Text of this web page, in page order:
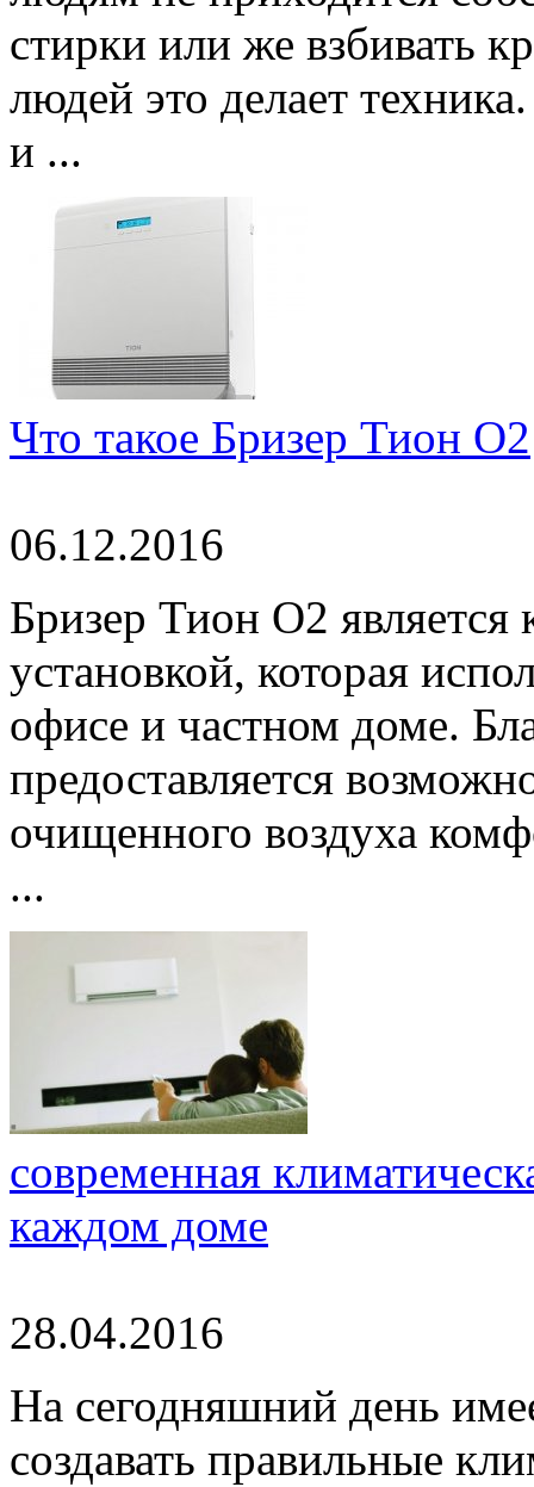
стирки или же взбивать
людей это делает
и ...
Что такое Бризер Тион О2
06.12.2016
Бризер Тион О2 является
установкой, которая
офисе и частном доме.
предоставляется
очищенного воздуха
...
современная
каждом доме
28.04.2016
На сегодняшний день
создавать правильные